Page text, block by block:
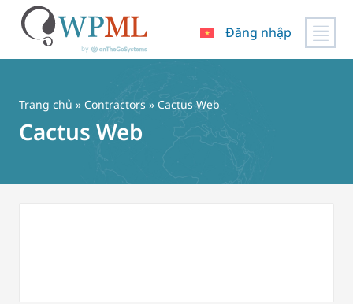
Đăng nhập
Trang chủ » Contractors » Cactus Web
Cactus Web